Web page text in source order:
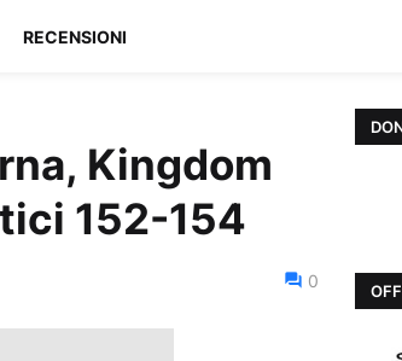
RECENSIONI
Kingdom
152-154
0